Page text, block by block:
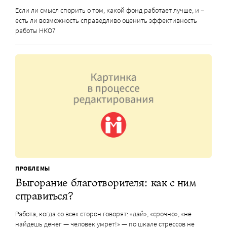
Если ли смысл спорить о том, какой фонд работает лучше, и –
есть ли возможность справедливо оценить эффективность
работы НКО?
ПРОБЛЕМЫ
Выгорание благотворителя: как с ним
справиться?
Работа, когда со всех сторон говорят: «дай», «срочно», «не
найдешь денег — человек умрет!» — по шкале стрессов не